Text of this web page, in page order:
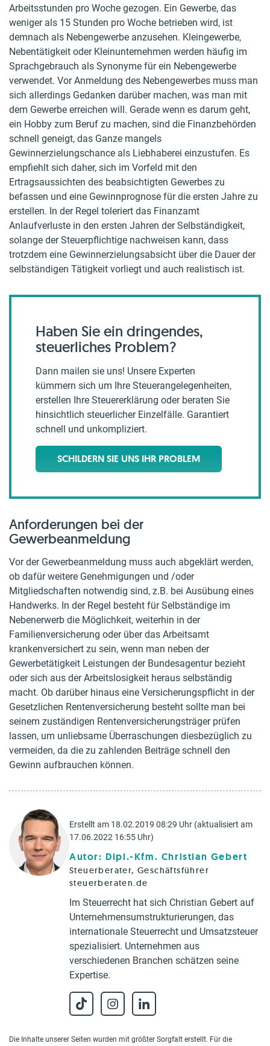
Arbeitsstunden pro Woche gezogen. Ein Gewerbe, das
weniger als 15 Stunden pro Woche betrieben wird, ist
demnach als Nebengewerbe anzusehen. Kleingewerbe,
Nebentätigkeit oder Kleinunternehmen werden häufig im
Sprachgebrauch als Synonyme für ein Nebengewerbe
verwendet. Vor Anmeldung des Nebengewerbes muss man
sich allerdings Gedanken darüber machen, was man mit
dem Gewerbe erreichen will. Gerade wenn es darum geht,
ein Hobby zum Beruf zu machen, sind die Finanzbehörden
schnell geneigt, das Ganze mangels
Gewinnerzielungschance als Liebhaberei einzustufen. Es
empfiehlt sich daher, sich im Vorfeld mit den
Ertragsaussichten des beabsichtigten Gewerbes zu
befassen und eine Gewinnprognose für die ersten Jahre zu
erstellen. In der Regel toleriert das Finanzamt
Anlaufverluste in den ersten Jahren der Selbständigkeit,
solange der Steuerpflichtige nachweisen kann, dass
trotzdem eine Gewinnerzielungsabsicht über die Dauer der
selbständigen Tätigkeit vorliegt und auch realistisch ist.
Haben Sie ein dringendes,
steuerliches Problem?
Dann mailen sie uns! Unsere Experten
kümmern sich um Ihre Steuerangelegenheiten,
erstellen Ihre Steuererklärung oder beraten Sie
hinsichtlich steuerlicher Einzelfälle. Garantiert
schnell und unkompliziert.
SCHILDERN SIE UNS IHR PROBLEM
Anforderungen bei der
Gewerbeanmeldung
Vor der Gewerbeanmeldung muss auch abgeklärt werden,
ob dafür weitere Genehmigungen und /oder
Mitgliedschaften notwendig sind, z.B. bei Ausübung eines
Handwerks. In der Regel besteht für Selbständige im
Nebenerwerb die Möglichkeit, weiterhin in der
Familienversicherung oder über das Arbeitsamt
krankenversichert zu sein, wenn man neben der
Gewerbetätigkeit Leistungen der Bundesagentur bezieht
oder sich aus der Arbeitslosigkeit heraus selbständig
macht. Ob darüber hinaus eine Versicherungspflicht in der
Gesetzlichen Rentenversicherung besteht sollte man bei
seinem zuständigen Rentenversicherungsträger prüfen
lassen, um unliebsame Überraschungen diesbezüglich zu
vermeiden, da die zu zahlenden Beiträge schnell den
Gewinn aufbrauchen können.
Erstellt am 18.02.2019 08:29 Uhr (aktualisiert am
17.06.2022 16:55 Uhr)
Autor: Dipl.-Kfm. Christian Gebert
Steuerberater, Geschäftsführer
steuerberaten.de
Im Steuerrecht hat sich Christian Gebert auf
Unternehmensumstrukturierungen, das
internationale Steuerrecht und Umsatzsteuer
spezialisiert. Unternehmen aus
verschiedenen Branchen schätzen seine
Expertise.
Die Inhalte unserer Seiten wurden mit größter Sorgfalt erstellt. Für die